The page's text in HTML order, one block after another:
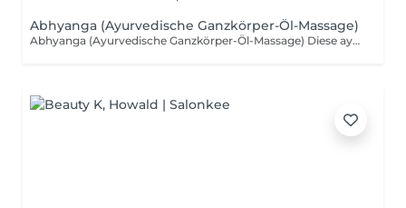
Abhyanga (Ayurvedische Ganzkörper-Öl-Massage)
Abhyanga (Ayurvedische Ganzkörper-Öl-Massage) Diese ayurvedische Ganzkörper-Öl-Massage schenkt Ruhe, Ausgleich und innere Harmonie. Mit warmem ayurvedischem Öl wird der gesamte Körper sanft umhüllt und massiert. Die Behandlung harmonisiert die Körperenergien, beruhigt das Nervensystem, stärkt das Immunsystem, regt den Lymphfluss an und pflegt Haut sowie Gewebe. Energie, Vitalität und Wohlbefinden kehren zurück.